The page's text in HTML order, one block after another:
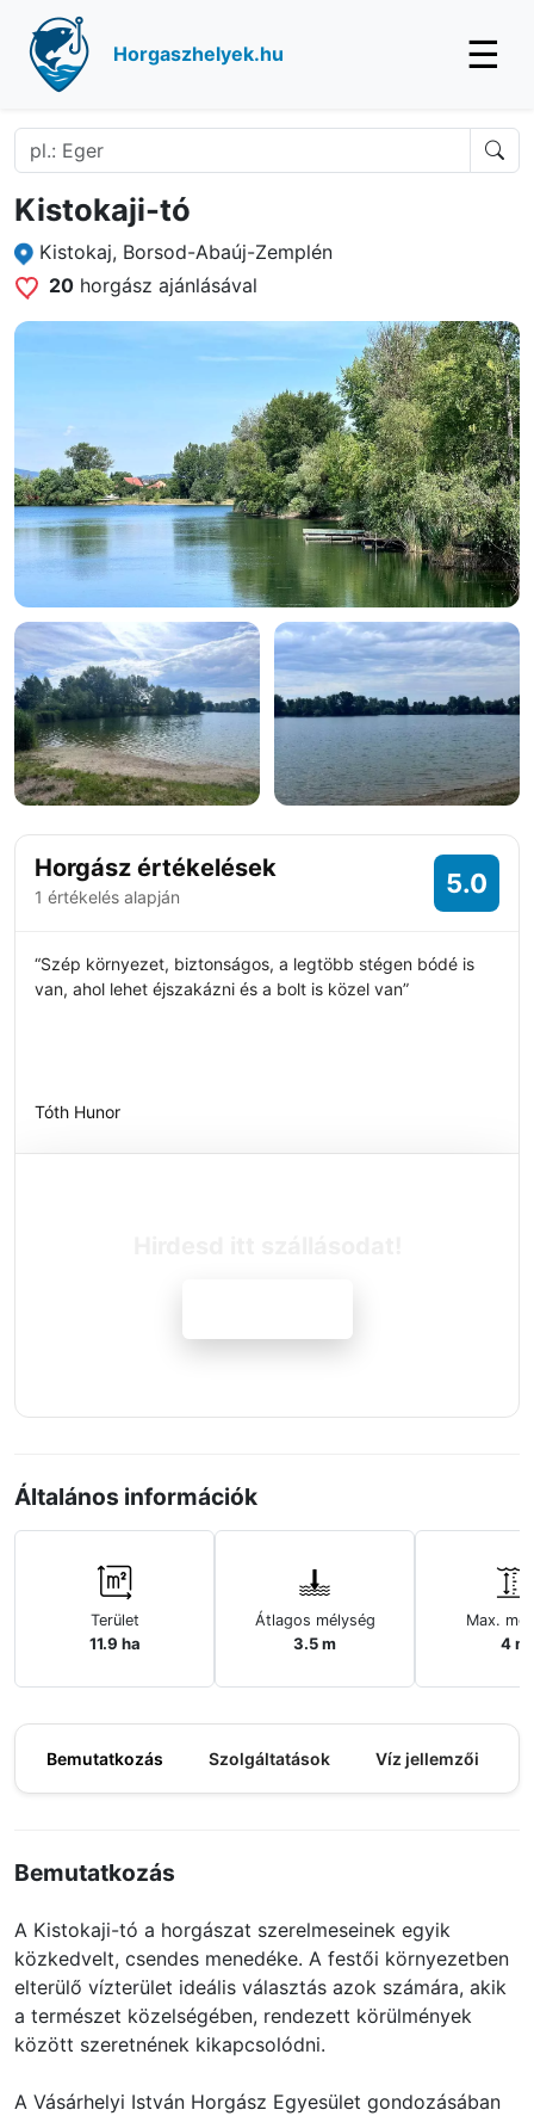
Horgaszhelyek.hu ☰
Kistokaji-tó
Kistokaj, Borsod-Abaúj-Zemplén
20 horgász ajánlásával
Horgász értékelések
1 értékelés alapján 5.0
“Szép környezet, biztonságos, a legtöbb stégen bódé is
van, ahol lehet éjszakázni és a bolt is közel van”
Tóth Hunor
Általános információk
Terület
11.9 ha
Átlagos mélység
3.5 m
Max.
4 m
Bemutatkozás Szolgáltatások Víz jellemzői
Bemutatkozás
A Kistokaji-tó a horgászat szerelmeseinek egyik
közkedvelt, csendes menedéke. A festői környezetben
elterülő vízterület ideális választás azok számára, akik
a természet közelségében, rendezett körülmények
között szeretnének kikapcsolódni.
A Vásárhelyi István Horgász Egyesület gondozásában